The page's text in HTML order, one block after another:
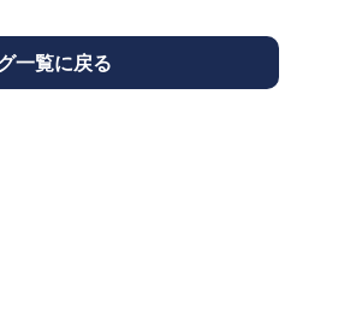
一覧に戻る